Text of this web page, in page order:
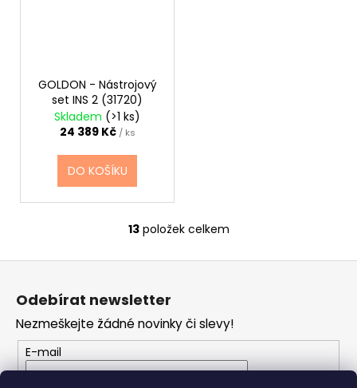
GOLDON - Nástrojový
set INS 2 (31720)
Skladem (>1 ks)
24 389 Kč / ks
DO KOŠÍKU
O
v
a
c
í
p
13položek celkem
Z
í
Odebírat newsletter
Nezmeškejte žádné novinky či slevy!
E-mail